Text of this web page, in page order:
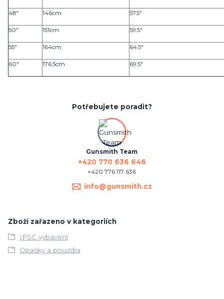
48" 146cm 57.5"
50" 151cm 59.5"
55" 164cm 64.5"
60" 176.5cm 69.5"
Potřebujete poradit?
Gunsmith Team
+420 770 636 646
+420 776 117 636
info@gunsmith.cz
Zboží zařazeno v kategoriích
IPSC vybavení
Opasky a pouzdra